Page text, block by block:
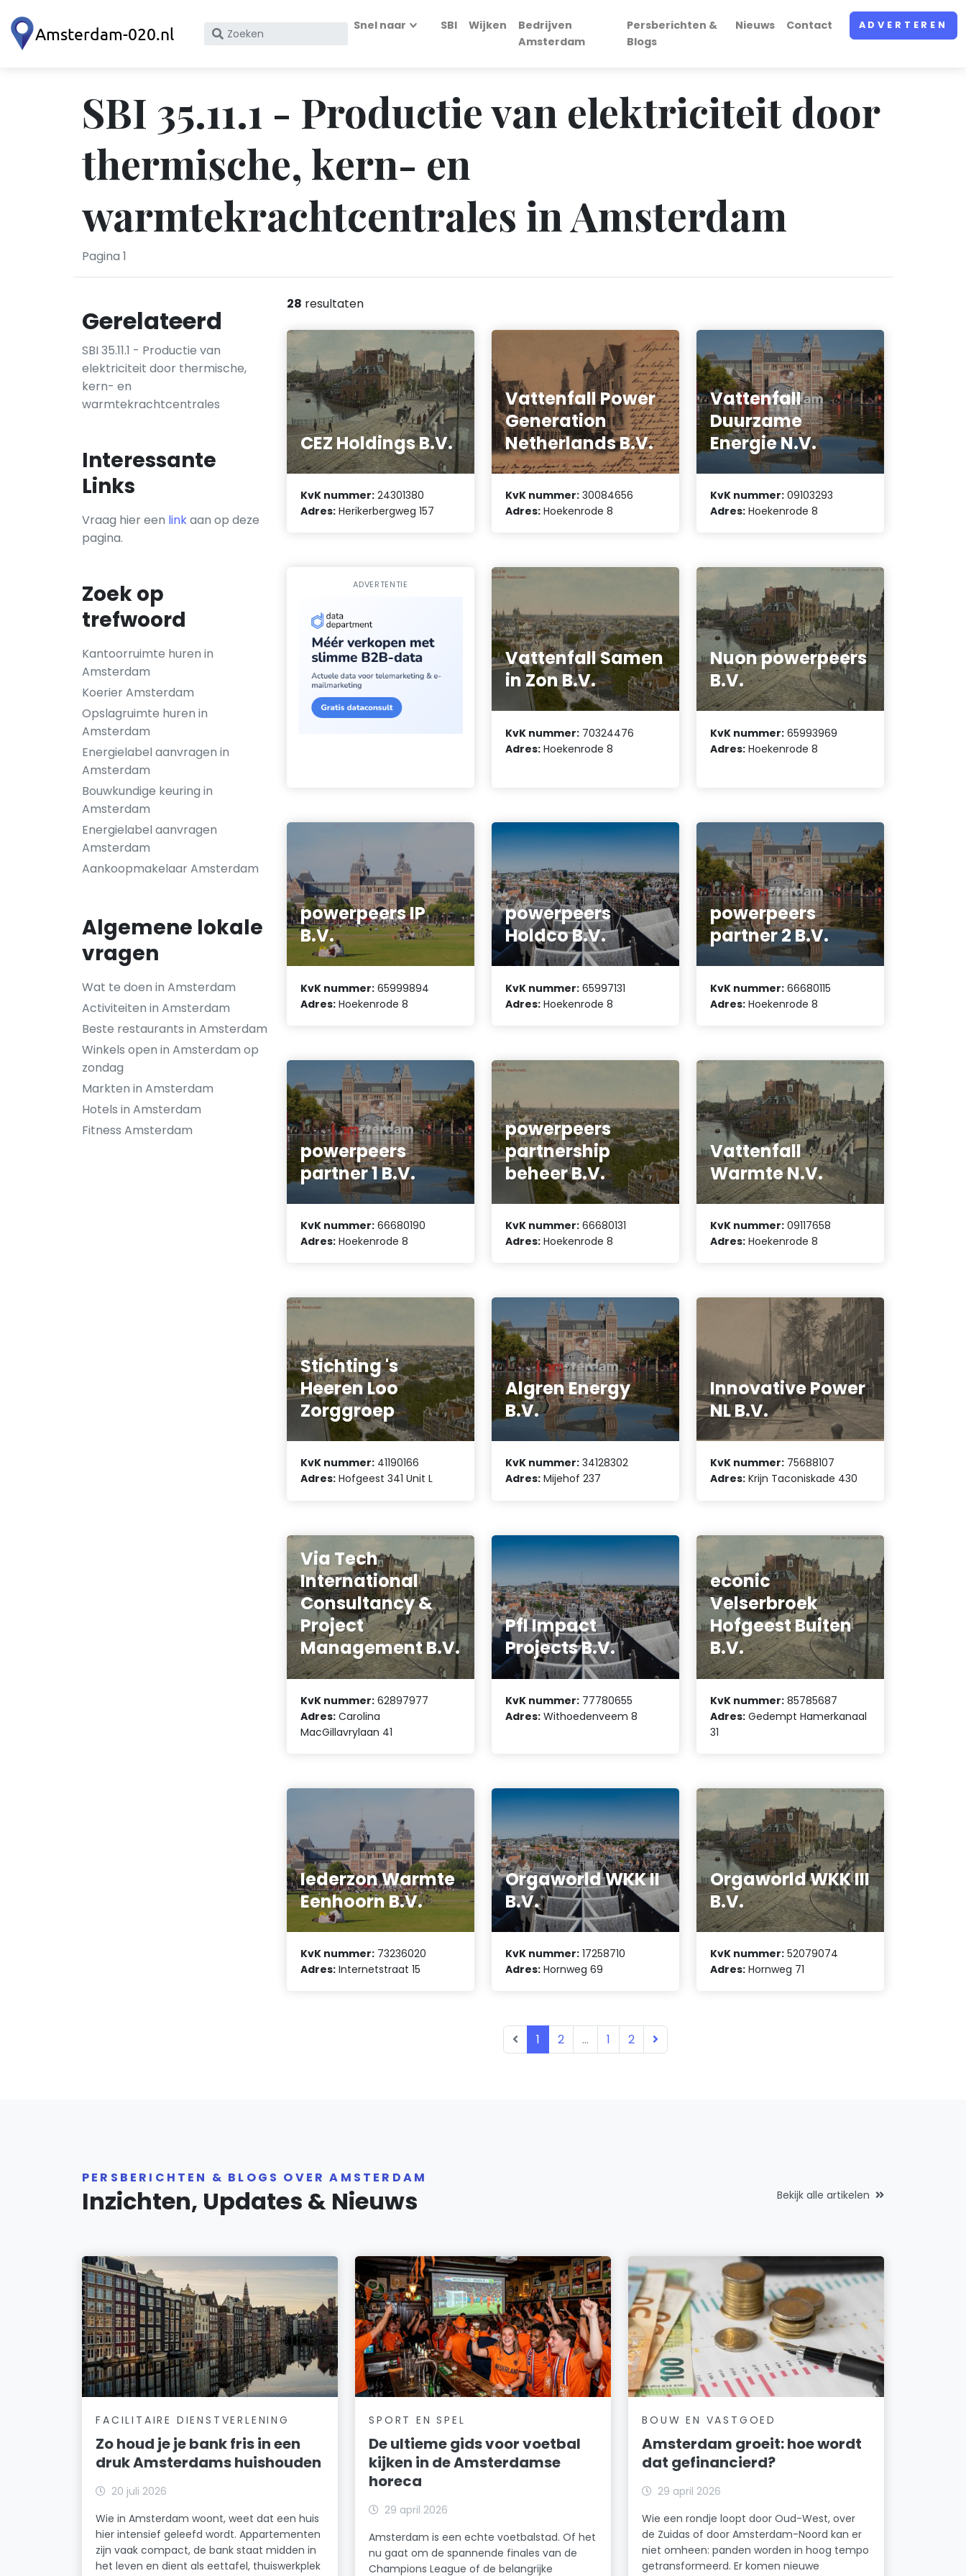
Zoek
KvK
nummer
Snel naar SBI Wijken
Bedrijven
Amsterdam
Persberichten &
Blogs
Nieuws Contact ADVERTEREN
SBI 35.11.1 - Productie van elektriciteit door
thermische, kern- en
warmtekrachtcentrales in Amsterdam
Pagina 1
Gerelateerd
SBI 35.11.1 - Productie van
elektriciteit door thermische,
kern- en
warmtekrachtcentrales
Interessante
Links
Vraag hier een linkaan op deze
pagina.
Zoek op
trefwoord
Kantoorruimte huren in
Amsterdam
Koerier Amsterdam
Opslagruimte huren in
Amsterdam
Energielabel aanvragen in
Amsterdam
Bouwkundige keuring in
Amsterdam
Energielabel aanvragen
Amsterdam
Aankoopmakelaar Amsterdam
Algemene lokale
vragen
Wat te doen in Amsterdam
Activiteiten in Amsterdam
Beste restaurants in Amsterdam
Winkels open in Amsterdam op
zondag
Markten in Amsterdam
Hotels in Amsterdam
Fitness Amsterdam
28 resultaten
CEZ Holdings B.V.
KvK nummer: 24301380
Adres: Herikerbergweg 157
Vattenfall Power
Generation
Netherlands B.V.
KvK nummer: 30084656
Adres: Hoekenrode 8
Vattenfall
Duurzame
Energie N.V.
KvK nummer: 09103293
Adres: Hoekenrode 8
ADVERTENTIE
Vattenfall Samen
in Zon B.V.
KvK nummer: 70324476
Adres: Hoekenrode 8
Nuon powerpeers
B.V.
KvK nummer: 65993969
Adres: Hoekenrode 8
powerpeers IP
B.V.
KvK nummer: 65999894
Adres: Hoekenrode 8
powerpeers
Holdco B.V.
KvK nummer: 65997131
Adres: Hoekenrode 8
powerpeers
partner 2 B.V.
KvK nummer: 66680115
Adres: Hoekenrode 8
powerpeers
partner 1 B.V.
KvK nummer: 66680190
Adres: Hoekenrode 8
powerpeers
partnership
beheer B.V.
KvK nummer: 66680131
Adres: Hoekenrode 8
Vattenfall
Warmte N.V.
KvK nummer: 09117658
Adres: Hoekenrode 8
Stichting 's
Heeren Loo
Zorggroep
KvK nummer: 41190166
Adres: Hofgeest 341 Unit L
Algren Energy
B.V.
KvK nummer: 34128302
Adres: Mijehof 237
Innovative Power
NL B.V.
KvK nummer: 75688107
Adres: Krijn Taconiskade 430
Via Tech
International
Consultancy &
Project
Management B.V.
KvK nummer: 62897977
Adres: Carolina
MacGillavrylaan 41
PfI Impact
Projects B.V.
KvK nummer: 77780655
Adres: Withoedenveem 8
econic
Velserbroek
Hofgeest Buiten
B.V.
KvK nummer: 85785687
Adres: Gedempt Hamerkanaal
31
Iederzon Warmte
Eenhoorn B.V.
KvK nummer: 73236020
Adres: Internetstraat 15
Orgaworld WKK II
B.V.
KvK nummer: 17258710
Adres: Hornweg 69
Orgaworld WKK III
B.V.
KvK nummer: 52079074
Adres: Hornweg 71
1 2 ... 1 2
PERSBERICHTEN & BLOGS OVER AMSTERDAM
Inzichten, Updates & Nieuws Bekijk alle artikelen
FACILITAIRE DIENSTVERLENING
Zo houd je je bank fris in een
druk Amsterdams huishouden
20 juli 2026
Wie in Amsterdam woont, weet dat een huis
hier intensief geleefd wordt. Appartementen
zijn vaak compact, de bank staat midden in
het leven en dient als eettafel, thuiswerkplek
SPORT EN SPEL
De ultieme gids voor voetbal
kijken in de Amsterdamse
horeca
29 april 2026
Amsterdam is een echte voetbalstad. Of het
nu gaat om de spannende finales van de
Champions League of de belangrijke
BOUW EN VASTGOED
Amsterdam groeit: hoe wordt
dat gefinancierd?
29 april 2026
Wie een rondje loopt door Oud-West, over
de Zuidas of door Amsterdam-Noord kan er
niet omheen: panden worden in hoog tempo
getransformeerd. Er komen nieuwe